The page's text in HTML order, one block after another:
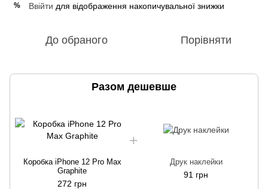
% Ввійти для відображення накопичувальної знижки
До обраного Порівняти
Разом дешевше
Коробка iPhone 12 Pro Max
Graphite
272 грн
Друк наклейки
91 грн